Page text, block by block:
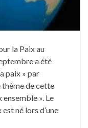
la Paix au
a été
paix » par
thème de cette
ensemble ». Le
né lors d’une